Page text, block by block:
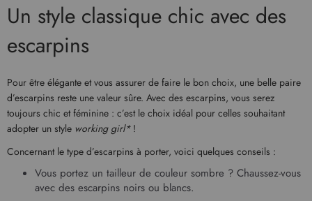
Un style classique chic avec des
escarpins
Pour être élégante et vous assurer de faire le bon choix, une belle paire
d’escarpins reste une valeur sûre. Avec des escarpins, vous serez
toujours chic et féminine : c’est le choix idéal pour celles souhaitant
adopter un style working girl*!
Concernant le type d’escarpins à porter, voici quelques conseils :
Vous portez un tailleur de couleur sombre ? Chaussez-vous
avec des escarpins noirs ou blancs.